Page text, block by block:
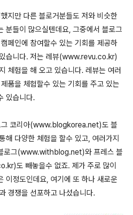
지만 다른 블로거분들도 저와 비슷한
분들이 많으실텐데요, 그중에서 블로그
페인에 참여할수 있는 기회를 제공하
습니다. 저는 레뷰(www.revu.co.kr)
체험을 해 오고 있습니다. 레뷰는 여러
품을 체험할수 있는 기회를 주고 있는
있습니다.
그 코리아(www.blogkorea.net)도 블
해 다양한 체험을 할수 있고, 여러가지
로그(www.withblog.net)와 프레스 블
도 빼놓을수 없죠. 제가 주로 많이
이정도인데요, 여기에 또 하나 새로운
경쟁을 선포하고 나섰습니다.